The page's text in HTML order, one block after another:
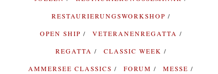
RESTAURIERUNGSWORKSHOP
OPEN SHIP
VETERANENREGATTA
REGATTA
CLASSIC WEEK
AMMERSEE CLASSICS
FORUM
MESSE